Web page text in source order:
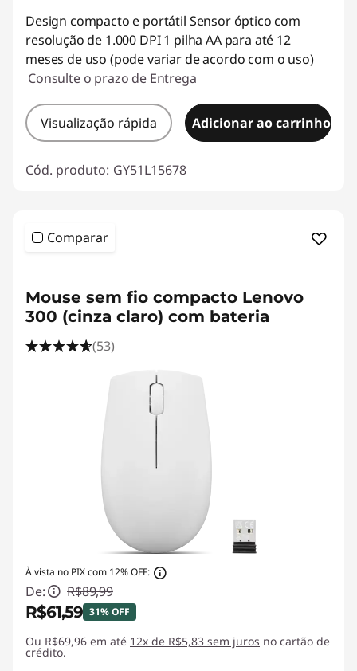
Design compacto e portátil Sensor óptico com
resolução de 1.000 DPI 1 pilha AA para até 12
meses de uso (pode variar de acordo com o uso)
Consulte o prazo de Entrega
Visualização rápida Adicionar ao carrinho
Cód. produto: GY51L15678
Comparar
Mouse sem fio compacto Lenovo
300 (cinza claro) com bateria
(53)
À vista no PIX com 12% OFF:
De: R$89,99
R$61,59 31% OFF
Economias instantâneas :-R$28,40
Ou R$69,96 em até 12x de R$5,83 sem juros no cartão de
crédito.